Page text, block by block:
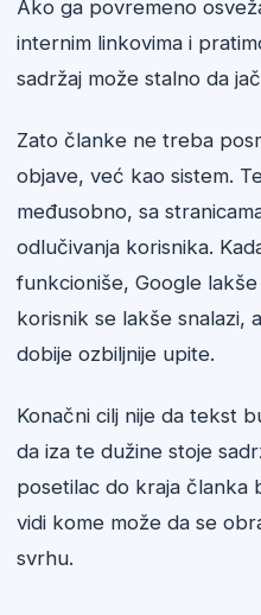
Ako ga povremeno
internim linkovima i
sadržaj može stalno da
Zato članke ne treba
objave, već kao sistem.
međusobno, sa
odlučivanja korisnika.
funkcioniše, Google
korisnik se lakše snalazi,
dobije ozbiljnije upite.
Konačni cilj nije da tekst
da iza te dužine stoje
posetilac do kraja članka
vidi kome može da se
svrhu.